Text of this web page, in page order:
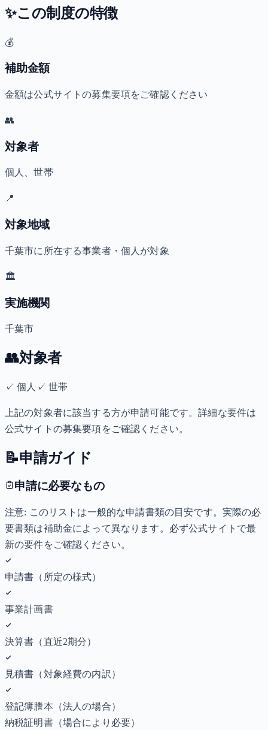
✨この制度の特徴
💰
補助金額
金額は公式サイトの募集要項をご確認ください
👥
対象者
個人、世帯
📍
対象地域
千葉市に所在する事業者・個人が対象
🏛️
実施機関
千葉市
👥対象者
✓個人 ✓ 世帯
上記の対象者に該当する方が申請可能です。詳細な要件は
公式サイトの募集要項をご確認ください。
📝申請ガイド
申請に必要なもの
注意: このリストは一般的な申請書類の目安です。実際の必
要書類は補助金によって異なります。必ず公式サイトで最
新の要件をご確認ください。
申請書（所定の様式）
事業計画書
決算書（直近2期分）
見積書（対象経費の内訳）
登記簿謄本（法人の場合）
納税証明書（場合により必要）